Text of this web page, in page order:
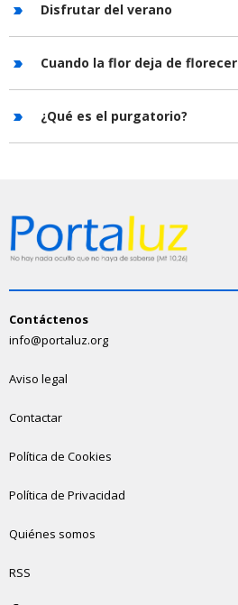
Disfrutar del verano
Cuando la flor deja de florecer
¿Qué es el purgatorio?
Contáctenos
info@portaluz.org
Aviso legal
Contactar
Política de Cookies
Política de Privacidad
Quiénes somos
RSS